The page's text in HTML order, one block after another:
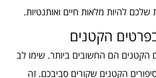
שלכם להיות מלאות חיים ואותנטיות.
הקטנים
הקטנים הם החשובים ביותר. שימו לב
הקטנים שקורים סביבכם. זה